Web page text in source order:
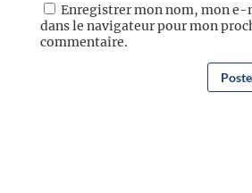
Enregistrer mon nom, mon
dans le navigateur pour mon
commentaire.